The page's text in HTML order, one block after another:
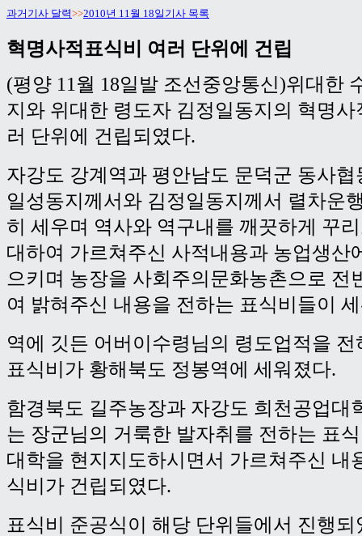
과거기사 달력>>2010년 11월 18일기사 목록
혁명사적표식비 여러 단위에 건립
(평양 11월 18일발 조선중앙통신)위대한
지와 위대한 령도자 김정일동지의 혁명
러 단위에 건립되였다.
자강도 강계역과 평안남도 문덕군 동사
일성동지께서와 김정일동지께서 렬차운
히 세우며 역사와 역구내를 깨끗하게 꾸
대하여 가르쳐주신 사적내용과 농업생산
으키며 농장을 사회주의문화농촌으로 전
여 밝혀주신 내용을 전하는 표식비들이
역에 깃든 어버이수령님의 령도업적을
표식비가 황해북도 정봉역에 세워졌다.
함경북도 길주농장과 자강도 희천공업대
는 장군님의 거룩한 발자취를 전하는 표
대학을 현지지도하시면서 가르쳐주신 내
식비가 건립되였다.
표식비 준공식이 해당 단위들에서 진행되